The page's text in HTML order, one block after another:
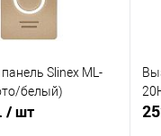
Slinex ML-
белый)
/ шт